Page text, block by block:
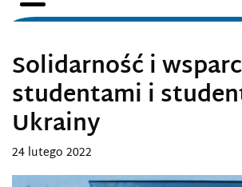
Solidarność i
studentami i
Ukrainy
24 lutego 2022